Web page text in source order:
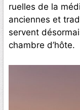
ruelles de la
anciennes et
servent
chambre d’hôte.